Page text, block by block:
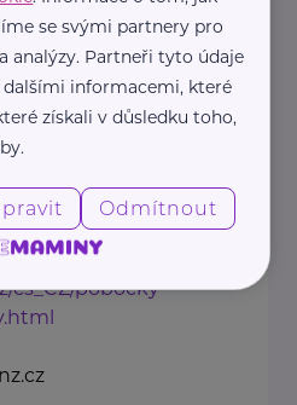
s.
Třemšínem
místech
cs_CZ/pobocky-
se svými partnery pro
analýzy. Partneři tyto údaje
informacemi, které
získali v důsledku toho,
Odmítnout